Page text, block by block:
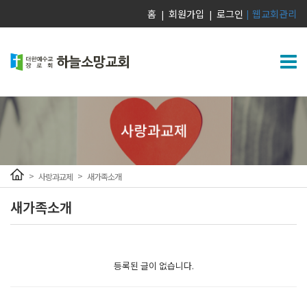
| 웹교회관리
홈 | 회원가입 | 로그인
> 사랑과교제 > 새가족소개
새가족소개
등록된 글이 없습니다.